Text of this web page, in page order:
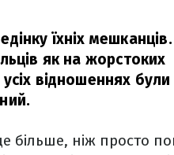
їхніх мешканців.
як на жорстоких
відношеннях
більше, ніж просто